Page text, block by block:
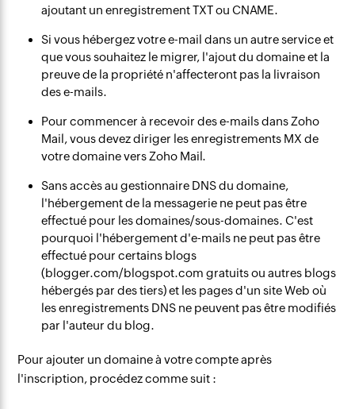
ajoutant un enregistrement TXT ou CNAME.
Si vous hébergez votre e-mail dans un autre service et
que vous souhaitez le migrer, l'ajout du domaine et la
preuve de la propriété n'affecteront pas la livraison
des e-mails.
Pour commencer à recevoir des e-mails dans Zoho
Mail, vous devez diriger les enregistrements MX de
votre domaine vers Zoho Mail.
Sans accès au gestionnaire DNS du domaine,
l'hébergement de la messagerie ne peut pas être
effectué pour les domaines/sous-domaines. C'est
pourquoi l'hébergement d'e-mails ne peut pas être
effectué pour certains blogs
(blogger.com/blogspot.com gratuits ou autres blogs
hébergés par des tiers) et les pages d'un site Web où
les enregistrements DNS ne peuvent pas être modifiés
par l'auteur du blog.
Pour ajouter un domaine à votre compte après
l'inscription, procédez comme suit :